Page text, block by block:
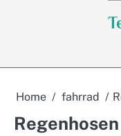
Home fahrrad